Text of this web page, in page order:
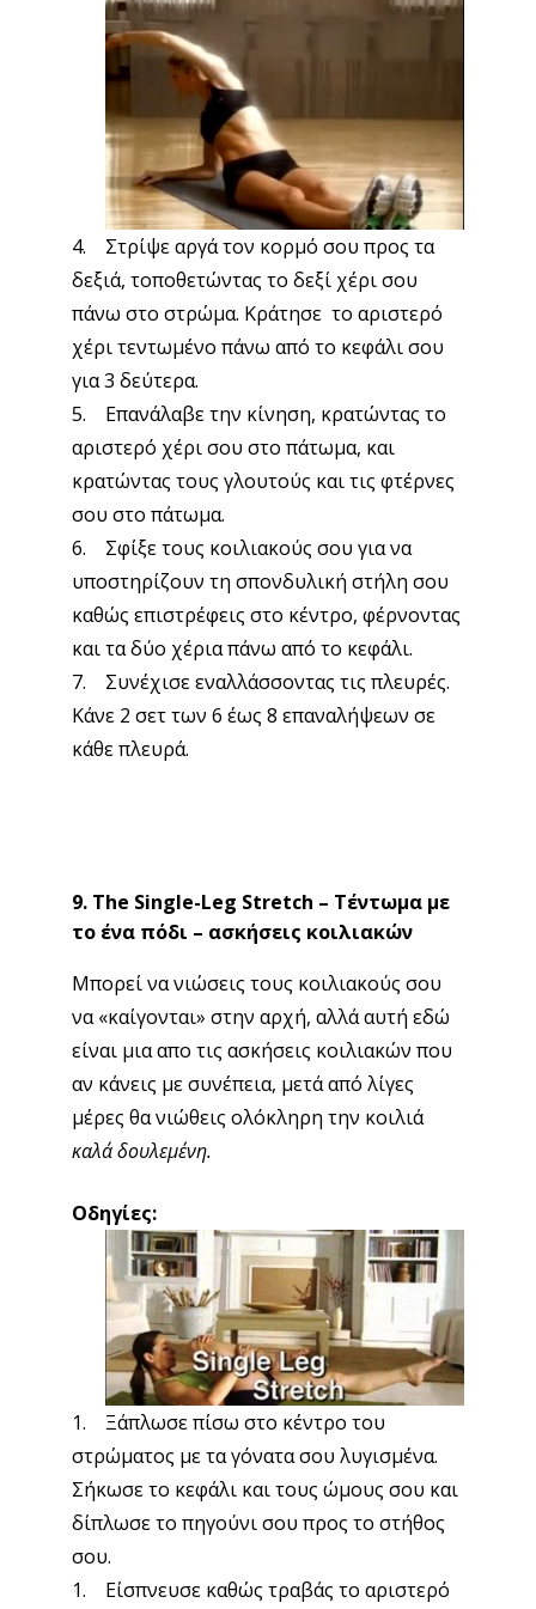
4. Στρίψε αργά τον κορμό σου προς τα
δεξιά, τοποθετώντας το δεξί χέρι σου
πάνω στο στρώμα. Κράτησε το αριστερό
χέρι τεντωμένο πάνω από το κεφάλι σου
για 3 δεύτερα.
5. Επανάλαβε την κίνηση, κρατώντας το
αριστερό χέρι σου στο πάτωμα, και
κρατώντας τους γλουτούς και τις φτέρνες
σου στο πάτωμα.
6. Σφίξε τους κοιλιακούς σου για να
υποστηρίζουν τη σπονδυλική στήλη σου
καθώς επιστρέφεις στο κέντρο, φέρνοντας
και τα δύο χέρια πάνω από το κεφάλι.
7. Συνέχισε εναλλάσσοντας τις πλευρές.
Κάνε 2 σετ των 6 έως 8 επαναλήψεων σε
κάθε πλευρά.
9. The Single-Leg Stretch – Τέντωμα με
το ένα πόδι – ασκήσεις κοιλιακών
Μπορεί να νιώσεις τους κοιλιακούς σου
να «καίγονται» στην αρχή, αλλά αυτή εδώ
είναι μια απο τις ασκήσεις κοιλιακών που
αν κάνεις με συνέπεια, μετά από λίγες
μέρες θα νιώθεις ολόκληρη την κοιλιά
καλά δουλεμένη.
Οδηγίες:
1. Ξάπλωσε πίσω στο κέντρο του
στρώματος με τα γόνατα σου λυγισμένα.
Σήκωσε το κεφάλι και τους ώμους σου και
δίπλωσε το πηγούνι σου προς το στήθος
σου.
1. Είσπνευσε καθώς τραβάς το αριστερό